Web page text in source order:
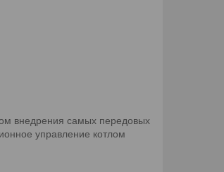
внедрения самых передовых
управление котлом